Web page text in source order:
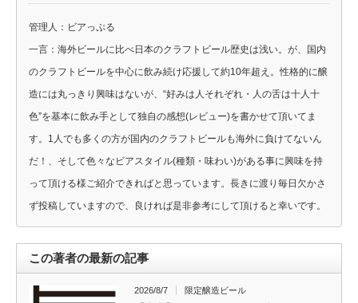
管理人：ビアっぷる
一言：海外ビールに比べ日本のクラフトビール歴史は浅い。が、国内
のクラフトビールを中心に飲み続け応援して約10年超え。性格的に醸
造には丸っきり興味はないが、“好みは人それぞれ・人の舌は十人十
色”を基本に飲み手として独自の感想(レビュー)を書かせて頂いてま
す。1人でも多くの方が国内のクラフトビールも海外に負けてないん
だ！、そして色々なビアスタイル(種類・味わい)がある事に興味を持
って頂ける様ご紹介できればと思っています。長きに渡り毎日欠かさ
ず投稿していますので、良ければ是非参考にして頂けると幸いです。
この著者の最新の記事
2026/8/7 限定醸造ビール